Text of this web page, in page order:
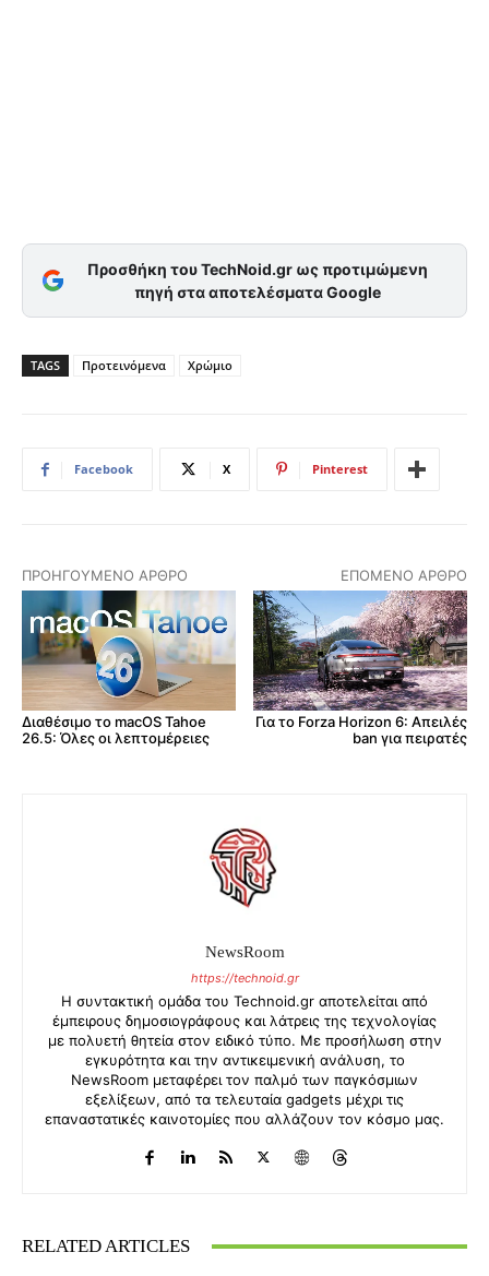
Προσθήκη του TechNoid.gr ως προτιμώμενη
πηγή στα αποτελέσματα Google
TAGS Προτεινόμενα Χρώμιο
Facebook X Pinterest
ΠΡΟΗΓΟΎΜΕΝΟ ΆΡΘΡΟ
Διαθέσιμο το macOS Tahoe
26.5: Όλες οι λεπτομέρειες
ΕΠΌΜΕΝΟ ΆΡΘΡΟ
Για το Forza Horizon 6: Απειλές
ban για πειρατές
NewsRoom
https://technoid.gr
Η συντακτική ομάδα του Technoid.gr αποτελείται από
έμπειρους δημοσιογράφους και λάτρεις της τεχνολογίας
με πολυετή θητεία στον ειδικό τύπο. Με προσήλωση στην
εγκυρότητα και την αντικειμενική ανάλυση, το
NewsRoom μεταφέρει τον παλμό των παγκόσμιων
εξελίξεων, από τα τελευταία gadgets μέχρι τις
επαναστατικές καινοτομίες που αλλάζουν τον κόσμο μας.
RELATED ARTICLES